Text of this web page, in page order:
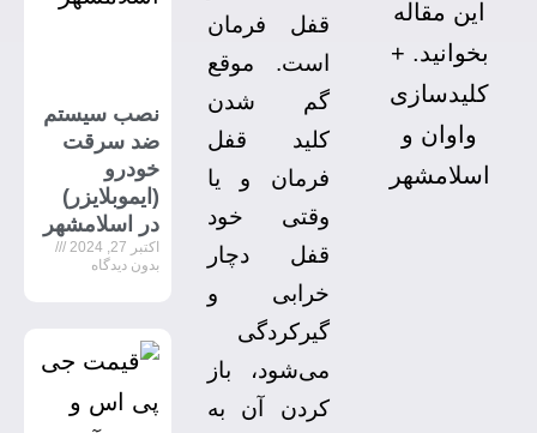
قفل فرمان
است. موقع
گم شدن
کلید قفل
فرمان و یا
وقتی خود
قفل دچار
خرابی و
گیرکردگی
می‌شود، باز
کردن آن به
نصب سیستم
ضد سرقت
خودرو
(ایموبلایزر)
در اسلامشهر
اکتبر 27, 2024
بدون دیدگاه